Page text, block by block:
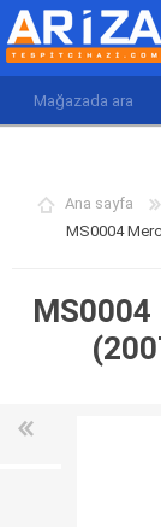
(0)
Ana sayfa
MS0004
MS0004